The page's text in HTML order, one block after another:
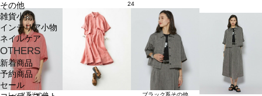
その他
雑貨小物
インテリア小物
ネイルケア
OTHERS
新着商品
予約商品
セール
24
レッド系その他 ブラック系その他